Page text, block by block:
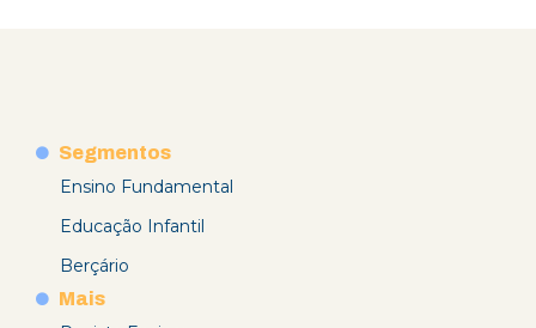
Segmentos
Ensino Fundamental
Educação Infantil
Berçário
Mais